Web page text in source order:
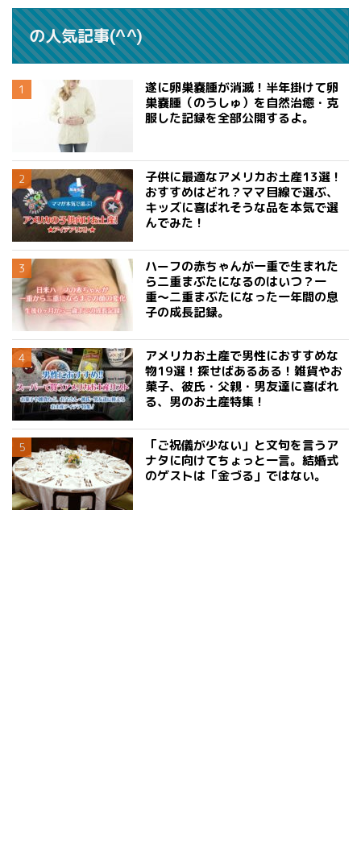
の人気記事(^^)
遂に卵巣嚢腫が消滅！半年掛けて卵
巣嚢腫（のうしゅ）を自然治癒・克
服した記録を全部公開するよ。
子供に最適なアメリカお土産13選！
おすすめはどれ？ママ目線で選ぶ、
キッズに喜ばれそうな品を本気で選
んでみた！
ハーフの赤ちゃんが一重で生まれた
ら二重まぶたになるのはいつ？一
重〜二重まぶたになった一年間の息
子の成長記録。
アメリカお土産で男性におすすめな
物19選！探せばあるある！雑貨やお
菓子、彼氏・父親・男友達に喜ばれ
る、男のお土産特集！
「ご祝儀が少ない」と文句を言うア
ナタに向けてちょっと一言。結婚式
のゲストは「金づる」ではない。